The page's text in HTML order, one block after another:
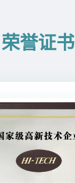
‌荣誉证书‌